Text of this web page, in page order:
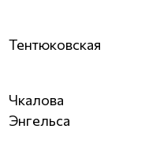
Тентюковская
Чкалова
Энгельса